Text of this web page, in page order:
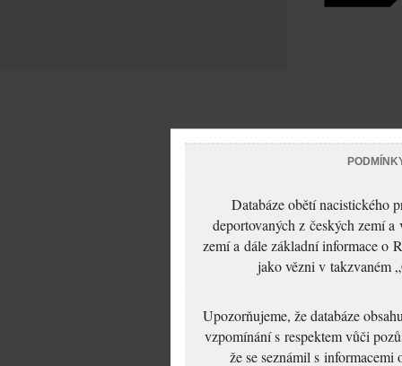
Databáze obětí nacistického
deportovaných z českých zemí
zemí a dále základní informace o
jako vězni v takzvaném
Upozorňujeme, že databáze
vzpomínání s respektem vůči
že se seznámil s